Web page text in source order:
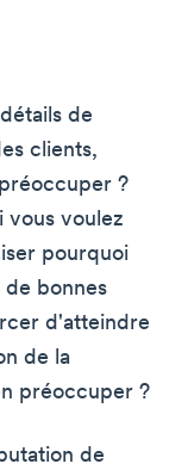
de
clients,
?
vous voulez
pourquoi
de bonnes
d'atteindre
de la
préoccuper ?
de